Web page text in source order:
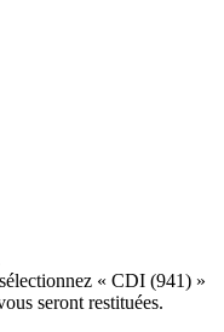
« CDI (941) »
seront restituées.